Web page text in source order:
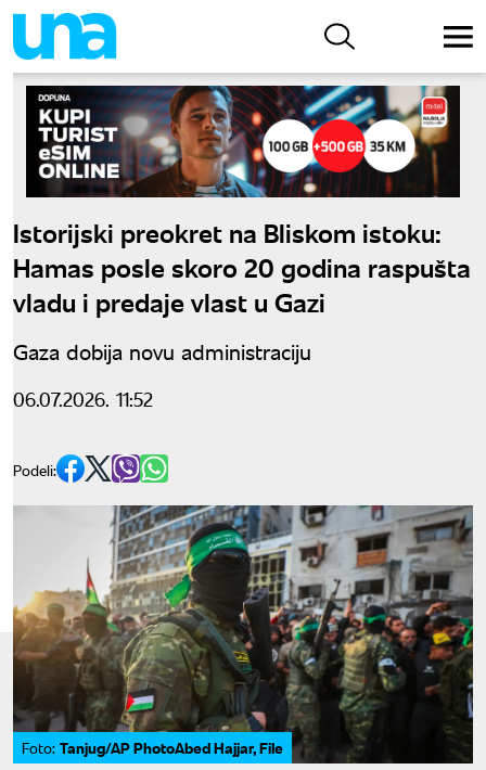
Istorijski preokret na Bliskom istoku:
Hamas posle skoro 20 godina raspušta
vladu i predaje vlast u Gazi
Gaza dobija novu administraciju
06.07.2026. 11:52
Podeli:
Foto: Tanjug/AP PhotoAbed Hajjar, File